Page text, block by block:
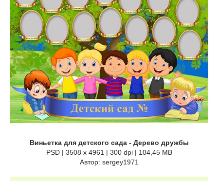
Виньетка для детского сада - Дерево дружбы
PSD | 3508 x 4961 | 300 dpi | 104,45 MB
Автор: sergey1971